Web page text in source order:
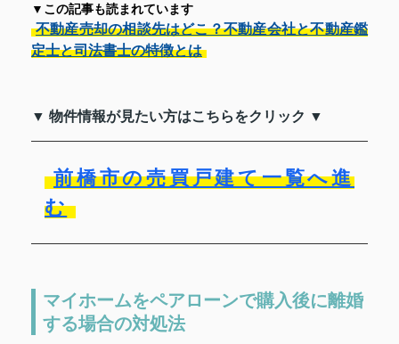
▼この記事も読まれています
不動産売却の相談先はどこ？不動産会社と不動産鑑
定士と司法書士の特徴とは
▼ 物件情報が見たい方はこちらをクリック ▼
前橋市の売買戸建て一覧へ進
む
マイホームをペアローンで購入後に離婚
する場合の対処法